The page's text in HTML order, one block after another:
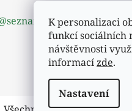
K personalizaci
funkcí sociálních
návštěvnosti
informacízde.
Nastavení
seznam.cz